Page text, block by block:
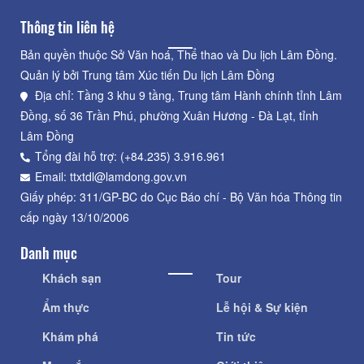
Thông tin liên hệ
Bản quyền thuộc Sở Văn hoá, Thể thao và Du lịch Lâm Đồng.
Quản lý bởi Trung tâm Xúc tiến Du lịch Lâm Đồng
Địa chỉ: Tầng 3 khu 9 tầng, Trung tâm Hành chính tỉnh Lâm
Đồng, số 36 Trần Phú, phường Xuân Hương - Đà Lạt, tỉnh
Lâm Đồng
Tổng đài hỗ trợ: (+84.235) 3.916.961
Email: ttxtdl@lamdong.gov.vn
Giấy phép: 311/GP-BC do Cục Báo chí - Bộ Văn hóa Thông tin
cấp ngày 13/10/2006
Danh mục
Khách sạn
Ẩm thực
Khám phá
Tour
Lễ hội & Sự kiện
Tin tức